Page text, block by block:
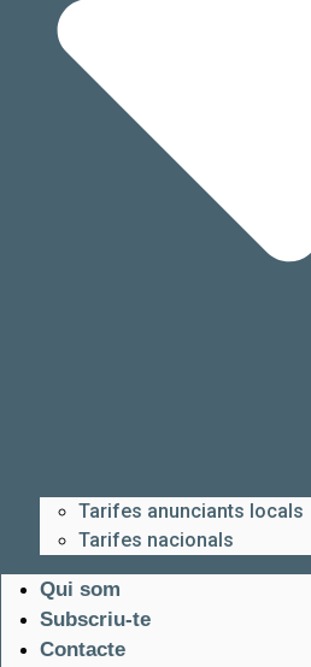
Tarifes anunciants locals
Tarifes nacionals
Qui som
Subscriu-te
Contacte